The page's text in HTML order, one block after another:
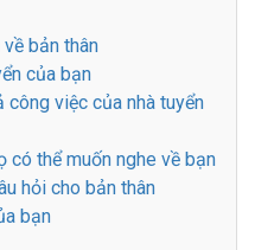
bản thân
của bạn
việc của nhà tuyển
có thể muốn nghe về bạn
hỏi cho bản thân
bạn